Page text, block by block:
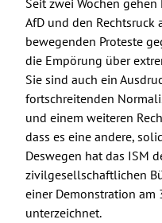
Seit zwei Wochen
AfD und den Rechtsruck
bewegenden Proteste
die Empörung über
Sie sind auch ein
fortschreitenden
und einem weiteren
dass es eine andere,
Deswegen hat das ISM
zivilgesellschaftlichen
einer Demonstration am
unterzeichnet.